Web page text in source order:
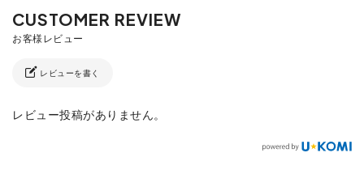
レビューを書く
レビュー投稿がありません。